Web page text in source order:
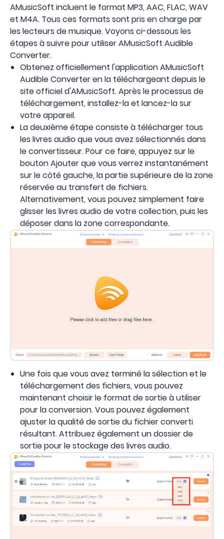
AMusicSoft incluent le format MP3, AAC, FLAC, WAV
et M4A. Tous ces formats sont pris en charge par
les lecteurs de musique. Voyons ci-dessous les
étapes à suivre pour utiliser AMusicSoft Audible
Converter.
Obtenez officiellement l'application AMusicSoft
Audible Converter en la téléchargeant depuis le
site officiel d'AMusicSoft. Après le processus de
téléchargement, installez-la et lancez-la sur
votre appareil.
La deuxième étape consiste à télécharger tous
les livres audio que vous avez sélectionnés dans
le convertisseur. Pour ce faire, appuyez sur le
bouton Ajouter que vous verrez instantanément
sur le côté gauche, la partie supérieure de la zone
réservée au transfert de fichiers.
Alternativement, vous pouvez simplement faire
glisser les livres audio de votre collection, puis les
déposer dans la zone correspondante.
Une fois que vous avez terminé la sélection et le
téléchargement des fichiers, vous pouvez
maintenant choisir le format de sortie à utiliser
pour la conversion. Vous pouvez également
ajuster la qualité de sortie du fichier converti
résultant. Attribuez également un dossier de
sortie pour le stockage des livres audio.